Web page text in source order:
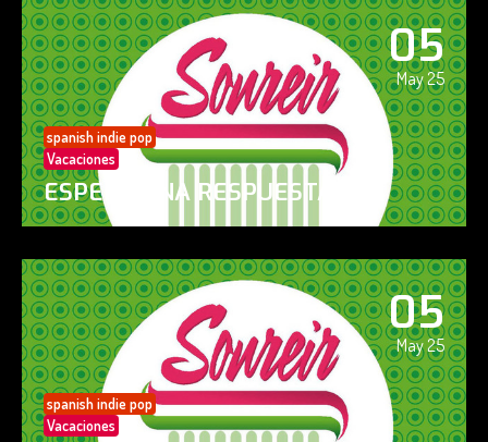
05
May 25
spanish indie pop
Vacaciones
ESPERO UNA RESPUESTA
05
May 25
spanish indie pop
Vacaciones